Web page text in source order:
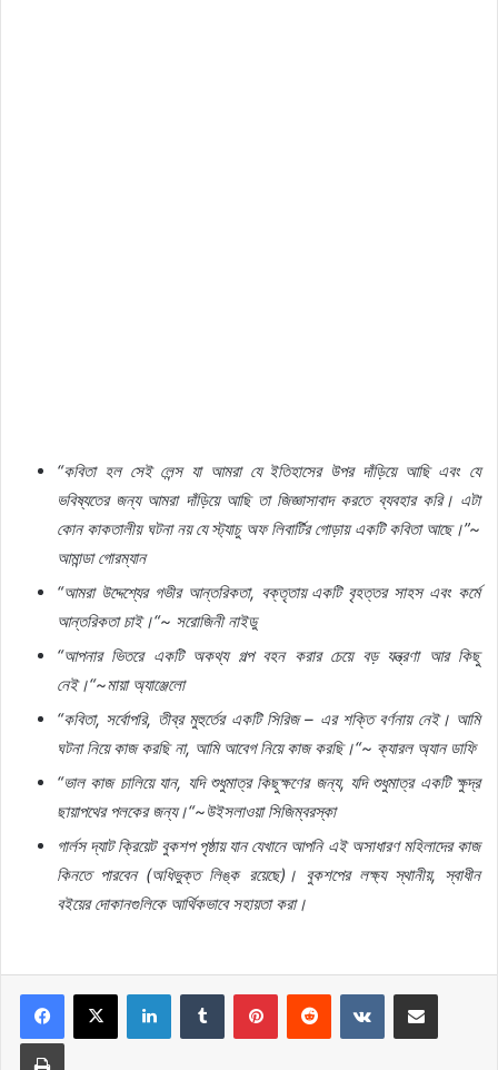
“কবিতা হল সেই লেন্স যা আমরা যে ইতিহাসের উপর দাঁড়িয়ে আছি এবং যে
ভবিষ্যতের জন্য আমরা দাঁড়িয়ে আছি তা জিজ্ঞাসাবাদ করতে ব্যবহার করি। এটা
কোন কাকতালীয় ঘটনা নয় যে স্ট্যাচু অফ লিবার্টির গোড়ায় একটি কবিতা আছে।”~
আমান্ডা গোরম্যান
“আমরা উদ্দেশ্যের গভীর আন্তরিকতা, বক্তৃতায় একটি বৃহত্তর সাহস এবং কর্মে
আন্তরিকতা চাই।“~ সরোজিনী নাইডু
“আপনার ভিতরে একটি অকথ্য গল্প বহন করার চেয়ে বড় যন্ত্রণা আর কিছু
নেই।“~মায়া অ্যাঞ্জেলো
“কবিতা, সর্বোপরি, তীব্র মুহুর্তের একটি সিরিজ– এর শক্তি বর্ণনায় নেই। আমি
ঘটনা নিয়ে কাজ করছি না, আমি আবেগ নিয়ে কাজ করছি।“~ ক্যারল অ্যান ডাফি
“ভাল কাজ চালিয়ে যান, যদি শুধুমাত্র কিছুক্ষণের জন্য, যদি শুধুমাত্র একটি ক্ষুদ্র
ছায়াপথের পলকের জন্য।“~উইসলাওয়া সিজিম্বরস্কা
গার্লস দ্যাট ক্রিয়েট বুকশপ পৃষ্ঠায় যান যেখানে আপনি এই অসাধারণ মহিলাদের কাজ
কিনতে পারবেন(অধিভুক্ত লিঙ্ক রয়েছে) । বুকশপের লক্ষ্য স্থানীয়, স্বাধীন
বইয়ের দোকানগুলিকে আর্থিকভাবে সহায়তা করা।
LinkedInTumblr PinterestReddit VKontakteShare via Email
Print